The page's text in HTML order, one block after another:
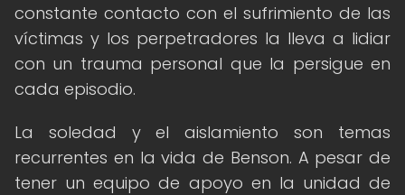
constante contacto con el sufrimiento de las
víctimas y los perpetradores la lleva a lidiar
con un trauma personal que la persigue en
cada episodio.
La soledad y el aislamiento son temas
recurrentes en la vida de Benson. A pesar de
tener un equipo de apoyo en la unidad de